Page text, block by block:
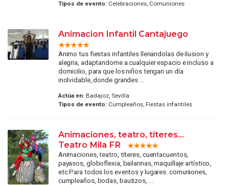
Tipos de evento:Celebraciones, Comuniones
Animacion Infantil Cantajuego
Animo tus fiestas infantiles llenandolas de ilusion y
alegria, adaptandome a cualquier espacio e incluso a
domicilio, para que los niños tengan un día
inolvidable, donde grandes ...
Actúa en:Badajoz, Sevilla
Tipos de evento:Cumpleaños, Fiestas infantiles
Animaciones, teatro, títeres...
Teatro Mila FR
Animaciones, teatro, títeres, cuentacuentos,
payasos, globoflexia, bailarinas, maquillaje artístico,
etc Para todos los eventos y lugares: comuniones,
cumpleaños, bodas, bautizos, ...